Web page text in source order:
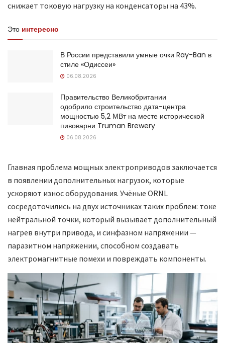
снижает токовую нагрузку на конденсаторы на 43%.
Это интересно
В России представили умные очки Ray-Ban в
стиле «Одиссеи»
06.08.2026
Правительство Великобритании
одобрило строительство дата-центра
мощностью 5,2 МВт на месте исторической
пивоварни Truman Brewery
06.08.2026
Главная проблема мощных электроприводов заключается
в появлении дополнительных нагрузок, которые
ускоряют износ оборудования. Учёные ORNL
сосредоточились на двух источниках таких проблем: токе
нейтральной точки, который вызывает дополнительный
нагрев внутри привода, и синфазном напряжении —
паразитном напряжении, способном создавать
электромагнитные помехи и повреждать компоненты.